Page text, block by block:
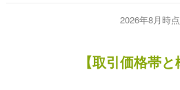
2026年8月時
【取引価格帯と